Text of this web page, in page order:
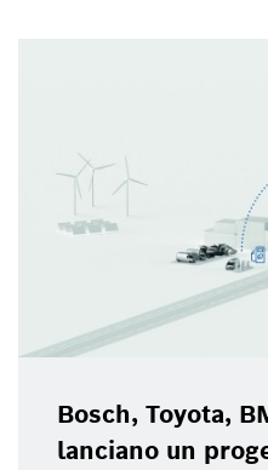
Bosch, Toyota,
lanciano un